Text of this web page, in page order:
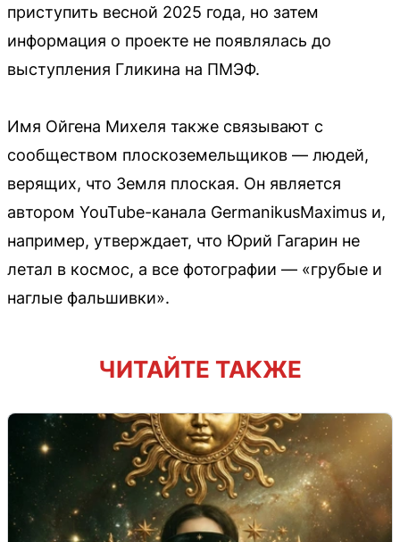
приступить весной 2025 года, но затем
информация о проекте не появлялась до
выступления Гликина на ПМЭФ.
Имя Ойгена Михеля также связывают с
сообществом плоскоземельщиков — людей,
верящих, что Земля плоская. Он является
автором YouTube-канала GermanikusMaximus и,
например, утверждает, что Юрий Гагарин не
летал в космос, а все фотографии — «грубые и
наглые фальшивки».
ЧИТАЙТЕ ТАКЖЕ